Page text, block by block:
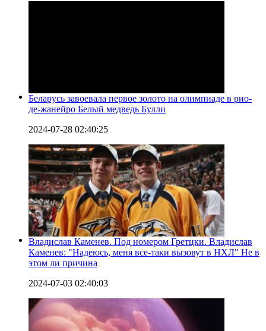
Беларусь завоевала первое золото на олимпиаде в рио-
де-жанейро Белый медведь Булли
2024-07-28 02:40:25
Владислав Каменев. Под номером Гретцки. Владислав
Каменев: "Надеюсь, меня все-таки вызовут в НХЛ" Не в
этом ли причина
2024-07-03 02:40:03